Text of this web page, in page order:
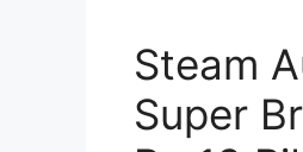
Steam
Super